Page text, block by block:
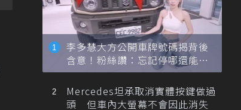
李多慧大方公開車牌號碼揭背後
含意！粉絲讚：忘記停哪還能幫
忙找車
Mercedes坦承取消實體按鍵做過
頭 但車內大螢幕不會因此消失